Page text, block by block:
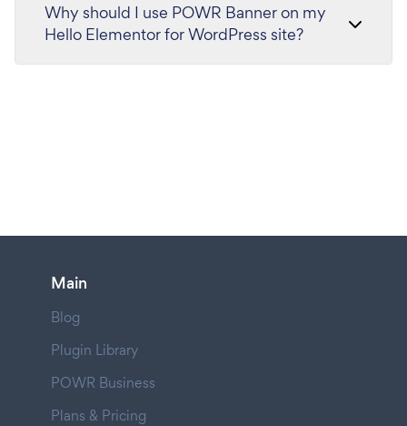
Why should I use POWR Banner on my
Hello Elementor for WordPress site?
Main
Blog
Plugin Library
POWR Business
Plans & Pricing